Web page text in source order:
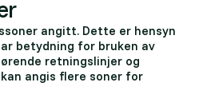
angitt. Dette er hensyn
betydning for bruken av
retningslinjer og
angis flere soner for